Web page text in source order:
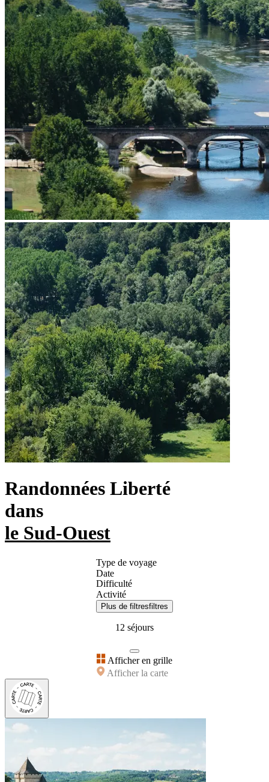
Randonnées Liberté
dans
le Sud-Ouest
Type de voyage
Date
Difficulté
Activité
Plus de filtresfiltres
12 séjours
Afficher en grille
Afficher la carte